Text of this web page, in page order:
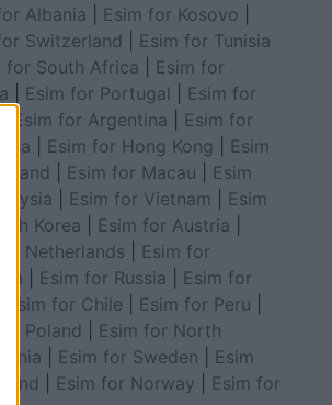
Albania
Esim for Kosovo
Switzerland
Esim for Tunisia
for South Africa
Esim for
Esim for Portugal
Esim for
Esim for Argentina
Esim for
Esim for Hong Kong
Esim
Esim for Macau
Esim
Esim for Vietnam
Esim
Korea
Esim for Austria
for Netherlands
Esim for
Esim for Russia
Esim for
Esim for Chile Esim for Peru
Poland
Esim for North
Esim for Sweden
Esim
Esim for Norway
Esim for